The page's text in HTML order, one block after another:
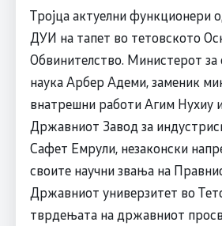
Тројца актуелни функционери
ДУИ на тапет во тетовското
Обвинителство. Министерот за
наука Арбер Адеми, заменик
внатрешни работи Агим Нухиу
Државниот Завод за
Сафет Емрули, незаконски
своите научни звања на
Државниот универзитет во
тврдењата на државниот